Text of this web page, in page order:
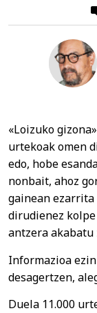
«Loizuko
urtekoak omen
edo, hobe
nonbait, ahoz
gainean ezarrita
dirudienez
antzera akabatu
Informazioa
desagertzen,
Duela 11.000